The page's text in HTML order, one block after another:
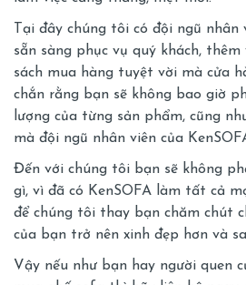
Tại đây chúng tôi có đội ngũ
sẵn sàng phục vụ quý khách,
sách mua hàng tuyệt vời mà cửa
chắn rằng bạn sẽ không bao giờ
lượng của từng sản phẩm, cũng
mà đội ngũ nhân viên của
Đến với chúng tôi bạn sẽ không
gì, vì đã có KenSOFA làm tất cả
để chúng tôi thay bạn chăm chút
của bạn trở nên xinh đẹp hơn và
Vậy nếu như bạn hay người quen